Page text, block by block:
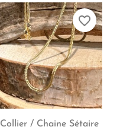
Aperçu rapide
Collier / Chaine Sétaire
favorite_border